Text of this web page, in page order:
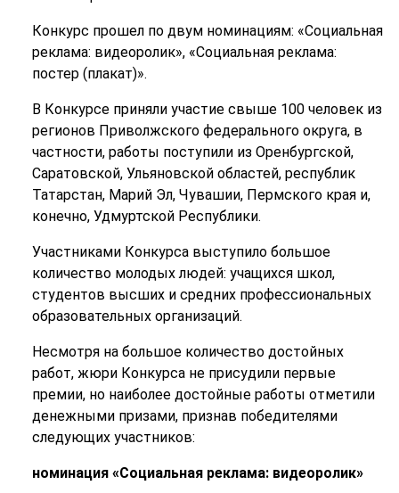
Конкурс прошел по двум номинациям: «Социальная
реклама: видеоролик», «Социальная реклама:
постер (плакат)».
В Конкурсе приняли участие свыше 100 человек из
регионов Приволжского федерального округа, в
частности, работы поступили из Оренбургской,
Саратовской, Ульяновской областей, республик
Татарстан, Марий Эл, Чувашии, Пермского края и,
конечно, Удмуртской Республики.
Участниками Конкурса выступило большое
количество молодых людей: учащихся школ,
студентов высших и средних профессиональных
образовательных организаций.
Несмотря на большое количество достойных
работ, жюри Конкурса не присудили первые
премии, но наиболее достойные работы отметили
денежными призами, признав победителями
следующих участников:
номинация «Социальная реклама: видеоролик»